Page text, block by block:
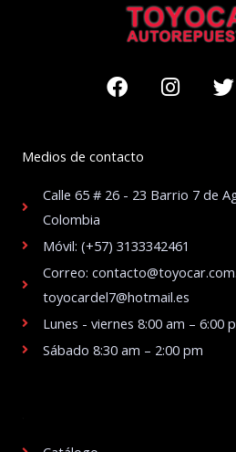
Facebook
Medios de contacto
Calle 65 # 26 - 23 Barrio 7 de
Colombia
Móvil: (+57) 3133342461
Correo:
toyocardel7@hotmail.es
Lunes - viernes 8:00 am – 6:00
Sábado 8:30 am – 2:00 pm